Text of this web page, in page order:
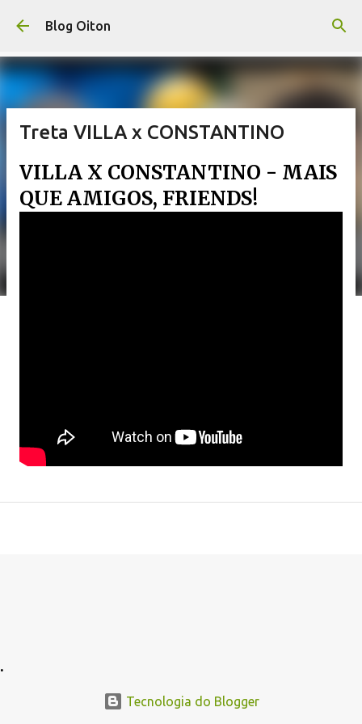
Pular para o conteúdo principal
Blog Oiton
Treta VILLA x CONSTANTINO
VILLA X CONSTANTINO - MAIS
QUE AMIGOS, FRIENDS!
.
Tecnologia do Blogger